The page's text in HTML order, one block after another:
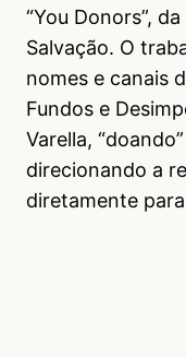
“You Donors”,
Salvação. O
nomes e canais
Fundos e
Varella,
direcionando a
diretamente